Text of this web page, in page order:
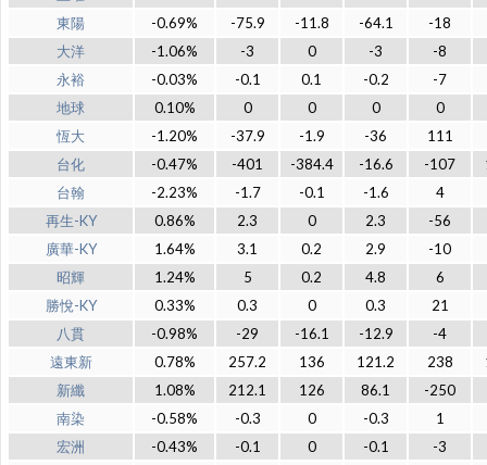
東陽
-0.69% -75.9 -11.8 -64.1
-18
大洋
-1.06% -3 0 -3
-8
永裕
-0.03% -0.1 0.1 -0.2
-7
地球
0.10% 0 0 0
0
恆大
-1.20% -37.9 -1.9 -36
111
台化
-0.47% -401 -384.4 -16.6 -107
台翰
-2.23% -1.7 -0.1 -1.6
4
再生-KY
0.86% 2.3 0 2.3
-56
廣華-KY
1.64% 3.1 0.2 2.9
-10
昭輝
1.24% 5 0.2 4.8
6
勝悅-KY
0.33% 0.3 0 0.3
21
八貫
-0.98% -29 -16.1 -12.9
-4
遠東新
0.78% 257.2 136 121.2 238
新纖
1.08% 212.1 126 86.1
-250
南染
-0.58% -0.3 0 -0.3
1
宏洲
-0.43% -0.1 0 -0.1
-3